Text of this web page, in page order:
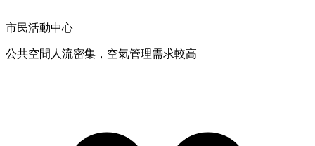
市民活動中心
公共空間人流密集，空氣管理需求較高